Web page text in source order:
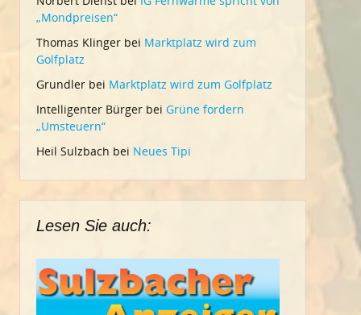
„Mondpreisen“
Thomas Klinger bei Marktplatz wird zum
Golfplatz
Grundler bei Marktplatz wird zum Golfplatz
Intelligenter Bürger bei Grüne fordern
„Umsteuern“
Heil Sulzbach bei Neues Tipi
Lesen Sie auch: